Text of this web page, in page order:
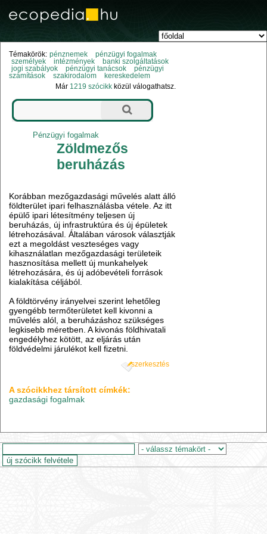
Témakörök: pénznemek
pénzügyi fogalmak
személyek
intézmények
banki szolgáltatások
jogi szabályok
pénzügyi tanácsok
pénzügyi
számítások
szakirodalom
kereskedelem
Már 1219 szócikk közül válogathatsz.
Pénzügyi fogalmak
Zöldmezős
beruházás
Korábban mezőgazdasági művelés alatt álló
földterület ipari felhasználásba vétele. Az itt
épülő ipari létesítmény teljesen új
beruházás, új infrastruktúra és új épületek
létrehozásával. Általában városok választják
ezt a megoldást veszteséges vagy
kihasználatlan mezőgazdasági területeik
hasznosítása mellett új munkahelyek
létrehozására, és új adóbevételi források
kialakítása céljából.
A földtörvény irányelvei szerint lehetőleg
gyengébb termőterületet kell kivonni a
művelés alól, a beruházáshoz szükséges
legkisebb méretben. A kivonás földhivatali
engedélyhez kötött, az eljárás után
földvédelmi járulékot kell fizetni.
szerkesztés
A szócikkhez társított címkék:
gazdasági fogalmak